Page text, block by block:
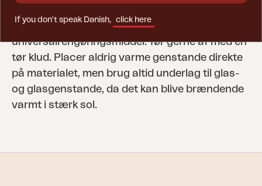
med annonceamp klud og tallerken eller
universalrengøringsmiddel. Tør gerne af med en
tør klud. Placer aldrig varme genstande direkte
på materialet, men brug altid underlag til glas-
og glasgenstande, da det kan blive brændende
varmt i stærk sol.
If you don't speak Danish, click here